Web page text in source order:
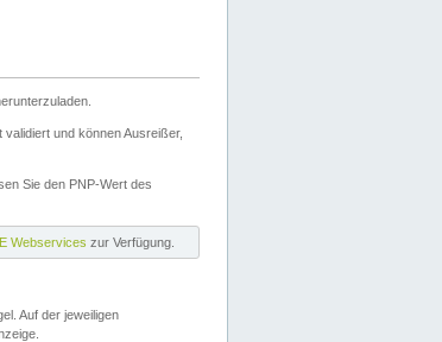
validiert und können Ausreißer,
Sie den PNP-Wert des
Webservices zur Verfügung.
Auf der jeweiligen